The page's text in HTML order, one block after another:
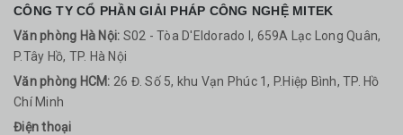
CÔNG TY CỔ PHẦN GIẢI PHÁP CÔNG NGHỆ MITEK
Văn phòng Hà Nội: S02 - Tòa D'Eldorado I, 659A Lạc Long Quân,
P.Tây Hồ, TP. Hà Nội
Văn phòng HCM: 26 Đ. Số 5, khu Vạn Phúc 1, P.Hiệp Bình, TP. Hồ
Chí Minh
Điện thoại